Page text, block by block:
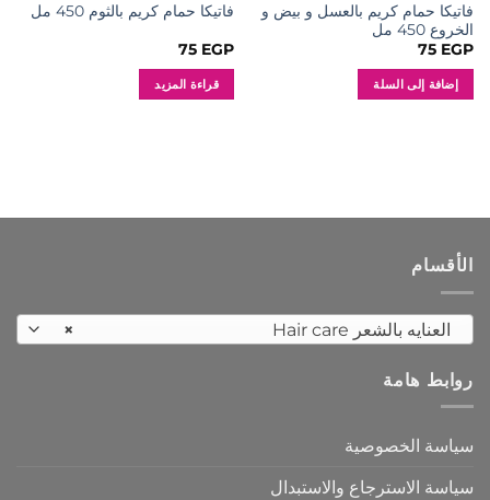
فاتيكا حمام كريم بالعسل و بيض و
الخروع 450 مل
75 EGP
إضافة إلى السلة
فاتيكا حمام كريم بالثوم 450 مل
75 EGP
قراءة المزيد
الأقسام
× العنايه بالشعر Hair care
روابط هامة
سياسة الخصوصية
سياسة الاسترجاع والاستبدال